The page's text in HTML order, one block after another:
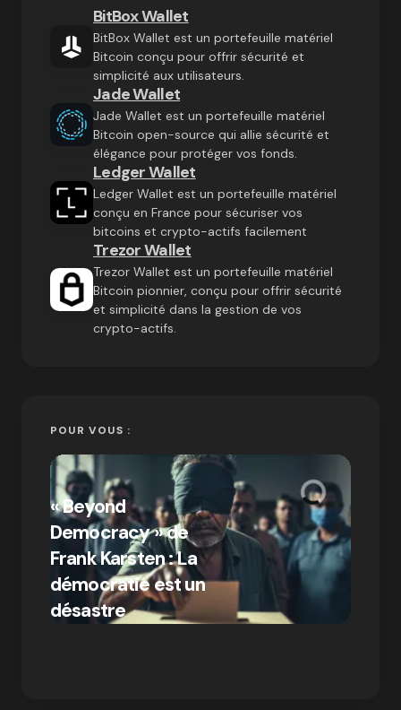
BitBox Wallet
BitBox Wallet est un portefeuille matériel
Bitcoin conçu pour offrir sécurité et
simplicité aux utilisateurs.
Jade Wallet
Jade Wallet est un portefeuille matériel
Bitcoin open-source qui allie sécurité et
élégance pour protéger vos fonds.
Ledger Wallet
Ledger Wallet est un portefeuille matériel
conçu en France pour sécuriser vos
bitcoins et crypto-actifs facilement
Trezor Wallet
Trezor Wallet est un portefeuille matériel
Bitcoin pionnier, conçu pour offrir sécurité
et simplicité dans la gestion de vos
crypto-actifs.
POUR VOUS :
« Beyond
Democracy » de
Frank Karsten : La
démocratie est un
désastre
par Ines Aissani
on 03/10/2024